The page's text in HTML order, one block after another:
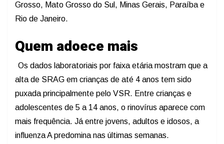
Grosso, Mato Grosso do Sul, Minas Gerais, Paraíba e
Rio de Janeiro.
Quem adoece mais
Os dados laboratoriais por faixa etária mostram que a
alta de SRAG em crianças de até 4 anos tem sido
puxada principalmente pelo VSR. Entre crianças e
adolescentes de 5 a 14 anos, o rinovírus aparece com
mais frequência. Já entre jovens, adultos e idosos, a
influenza A predomina nas últimas semanas.